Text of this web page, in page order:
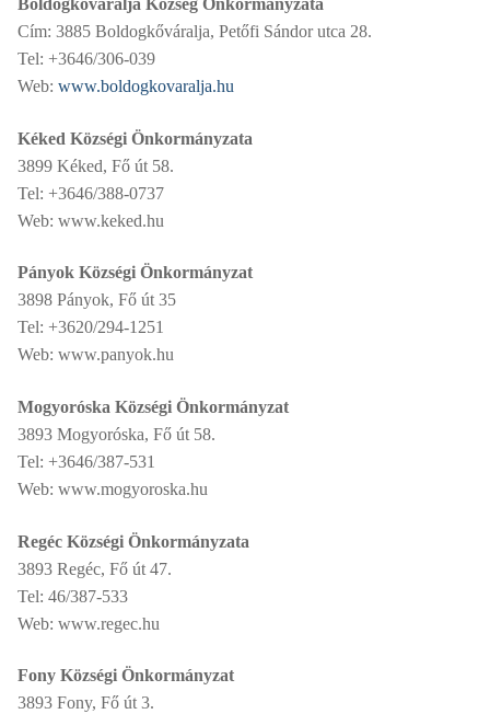
Boldogkőváralja Község Önkormányzata
Cím: 3885 Boldogkőváralja, Petőfi Sándor utca 28.
Tel: +3646/306-039
Web: www.boldogkovaralja.hu
Kéked Községi Önkormányzata
3899 Kéked, Fő út 58.
Tel: +3646/388-0737
Web: www.keked.hu
Pányok Községi Önkormányzat
3898 Pányok, Fő út 35
Tel: +3620/294-1251
Web: www.panyok.hu
Mogyoróska Községi Önkormányzat
3893 Mogyoróska, Fő út 58.
Tel: +3646/387-531
Web: www.mogyoroska.hu
Regéc Községi Önkormányzata
3893 Regéc, Fő út 47.
Tel: 46/387-533
Web: www.regec.hu
Fony Községi Önkormányzat
3893 Fony, Fő út 3.